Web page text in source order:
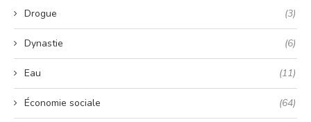
Drogue (3)
Dynastie (6)
Eau (11)
Économie sociale (64)